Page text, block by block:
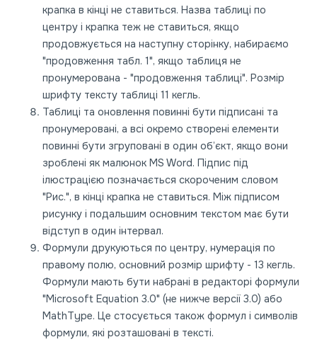
крапка в кінці не ставиться. Назва таблиці по
центру і крапка теж не ставиться, якщо
продовжується на наступну сторінку, набираємо
"продовження табл. 1", якщо таблиця не
пронумерована - "продовження таблиці". Розмір
шрифту тексту таблиці 11 кегль.
Таблиці та оновлення повинні бути підписані та
пронумеровані, а всі окремо створені елементи
повинні бути згруповані в один об’єкт, якщо вони
зроблені як малюнок MS Word. Підпис під
ілюстрацією позначається скороченим словом
"Рис.", в кінці крапка не ставиться. Між підписом
рисунку і подальшим основним текстом має бути
відступ в один інтервал.
Формули друкуються по центру, нумерація по
правому полю, основний розмір шрифту - 13 кегль.
Формули мають бути набрані в редакторі формули
"Microsoft Equation 3.0" (не нижче версії 3.0) або
MathType. Це стосується також формул і символів
формули, які розташовані в тексті.